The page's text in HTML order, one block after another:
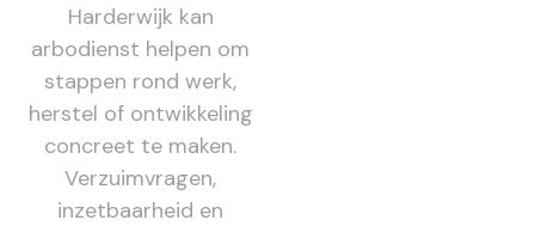
Harderwijk kan
arbodienst helpen om
stappen rond werk,
herstel of ontwikkeling
concreet te maken.
Verzuimvragen,
inzetbaarheid en